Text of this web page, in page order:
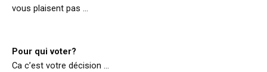
vous plaisent pas …
Pour qui voter?
Ca c’est votre décision …